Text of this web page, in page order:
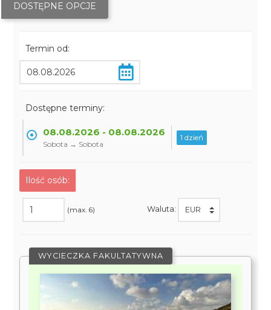
DOSTĘPNE OPCJE
Termin od:
Dostępne terminy:
08.08.2026 - 08.08.2026
Sobota → Sobota
1 dzień
Ilość osób:
(max. 6) Waluta:
WYCIECZKA FAKULTATYWNA